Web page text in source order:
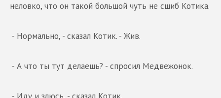
неловко, что он такой большой чуть не сшиб Котика.
- Нормально, - сказал Котик. - Жив.
- А что ты тут делаешь? - спросил Медвежонок.